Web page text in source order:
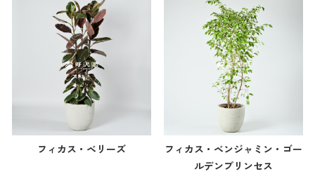
フィカス・ベリーズ
フィカス・ベンジャミン・ゴー
ルデンプリンセス